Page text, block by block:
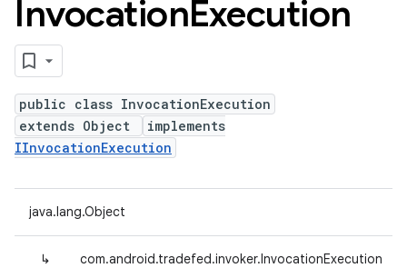
InvocationExecution
public class InvocationExecution
extends Object
implements
IInvocationExecution
java.lang.Object
↳ com.android.tradefed.invoker.InvocationExecution